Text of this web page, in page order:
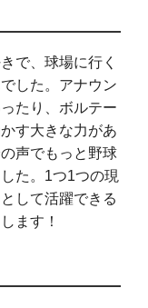
で、球場に行く
した。アナウン
たり、ボルテー
す大きな力があ
声でもっと野球
た。1つ1つの現
して活躍できる
ます！